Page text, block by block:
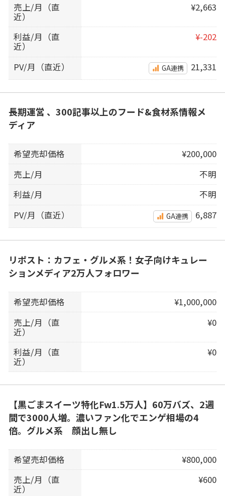
売上/月（直
近）
¥2,663
利益/月（直
近）
¥-202
PV/月（直近） GA連携 21,331
長期運営 、300記事以上のフード&食材系情報メ
ディア
希望売却価格
¥200,000
売上/月
不明
利益/月
不明
PV/月（直近）
GA連携 6,887
リポスト：カフェ・グルメ系！女子向けキュレー
ションメディア2万人フォロワー
希望売却価格
¥1,000,000
売上/月（直
近）
¥0
利益/月（直
近）
¥0
【黒ごまスイーツ特化Fw1.5万人】60万バズ、2週
間で3000人増。濃いファン化でエンゲ相場の4
倍。グルメ系 顔出し無し
希望売却価格
¥800,000
売上/月（直
近）
¥600